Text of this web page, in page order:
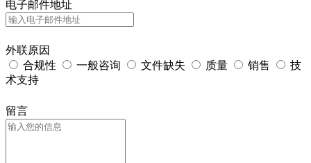
电子邮件地址
外联原因
合规性
一般咨询 文件缺失 质量 销售
技
术支持
留言